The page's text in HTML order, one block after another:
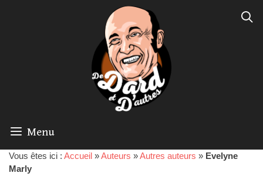
Menu
Vous êtes ici : Accueil »Auteurs »Autres auteurs » Evelyne
Marly